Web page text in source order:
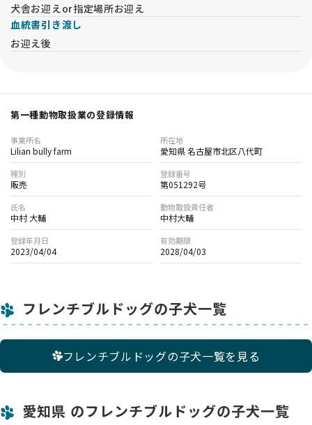
犬舎お迎えor指定場所お迎え
血統書引き渡し
お迎え後
第一種動物取扱業の登録情報
事業所名
Lilian bully farm
所在地
愛知県 名古屋市北区八代町
種別
販売
登録番号
第051292号
氏名
中村 大輔
動物取扱責任者
中村大輔
登録年月日
2023/04/04
有効期限
2028/04/03
フレンチブルドッグの子犬一覧
フレンチブルドッグの子犬一覧を見る
愛知県 のフレンチブルドッグの子犬一覧